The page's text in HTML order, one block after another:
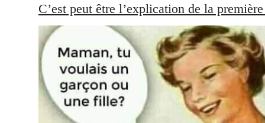
C’est peut être l’explication de la